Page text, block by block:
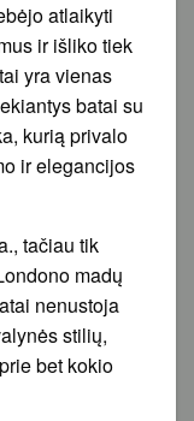
atlaikyti
ir išliko tiek
yra vienas
batai su
kurią privalo
ir elegancijos
tačiau tik
madų
nenustoja
stilių,
bet kokio